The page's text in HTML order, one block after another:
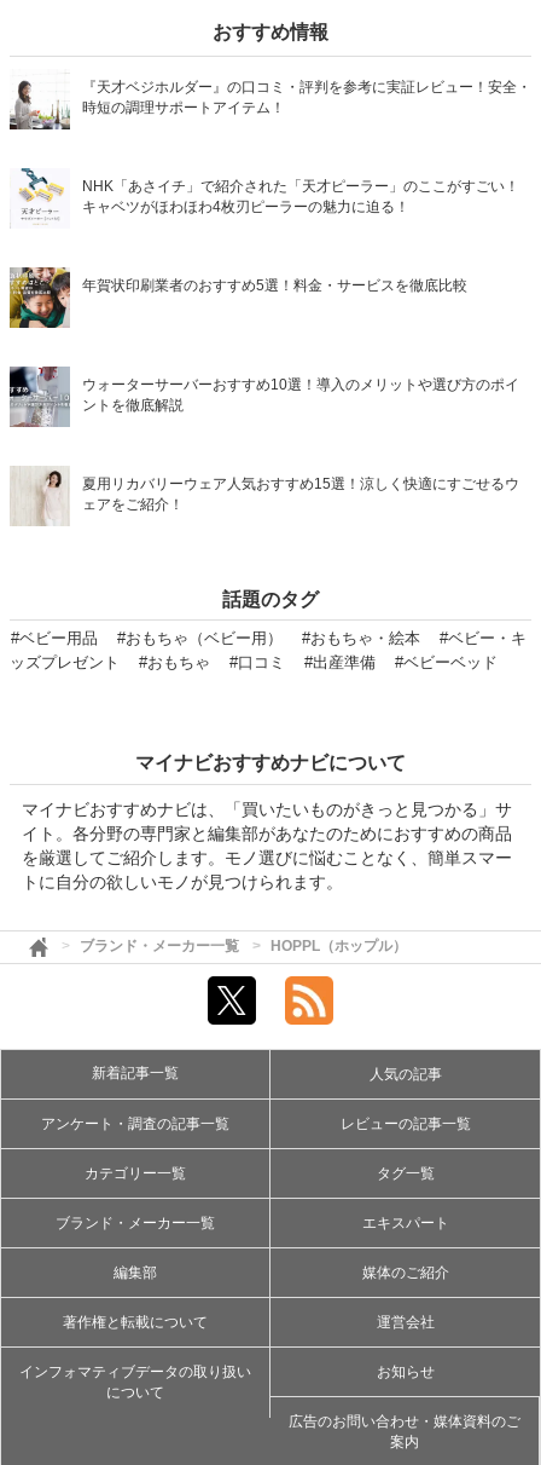
おすすめ情報
『天才ベジホルダー』の口コミ・評判を参考に実証レビュー！安全・
時短の調理サポートアイテム！
NHK「あさイチ」で紹介された「天才ピーラー」のここがすごい！
キャベツがほわほわ4枚刃ピーラーの魅力に迫る！
年賀状印刷業者のおすすめ5選！料金・サービスを徹底比較
ウォーターサーバーおすすめ10選！導入のメリットや選び方のポイ
ントを徹底解説
夏用リカバリーウェア人気おすすめ15選！涼しく快適にすごせるウ
ェアをご紹介！
話題のタグ
#ベビー用品 #おもちゃ（ベビー用） #おもちゃ・絵本
#ベビー・キ
ッズプレゼント
#おもちゃ #口コミ #出産準備 #ベビーベッド
マイナビおすすめナビについて
マイナビおすすめナビは、「買いたいものがきっと見つかる」サ
イト。各分野の専門家と編集部があなたのためにおすすめの商品
を厳選してご紹介します。モノ選びに悩むことなく、簡単スマー
トに自分の欲しいモノが見つけられます。
ブランド・メーカー一覧 HOPPL（ホップル）
新着記事一覧 人気の記事
アンケート・調査の記事一覧 レビューの記事一覧
カテゴリー一覧 タグ一覧
ブランド・メーカー一覧 エキスパート
編集部 媒体のご紹介
著作権と転載について 運営会社
インフォマティブデータの取り扱い
について
お知らせ
広告のお問い合わせ・媒体資料のご
案内